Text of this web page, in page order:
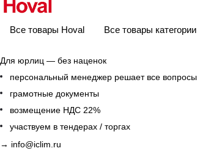
Все товары Hoval Все товары категории
Для юрлиц — без наценок
персональный менеджер решает все вопросы
грамотные документы
возмещение НДС 22%
участвуем в тендерах / торгах
→ info@iclim.ru